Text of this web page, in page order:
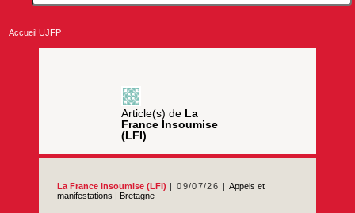
Accueil UJFP
Article(s) de La
France Insoumise
(LFI)
La France Insoumise (LFI) 09/07/26
Appels et
manifestations | Bretagne